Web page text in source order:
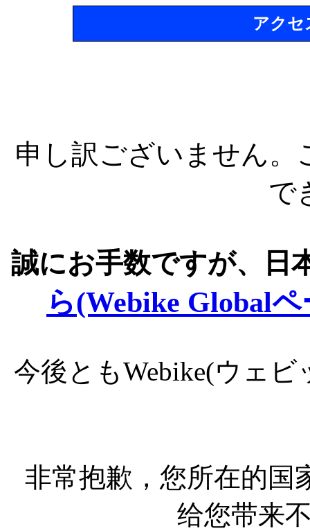
アクセ
申し訳ございません
で
誠にお手数ですが、日
ら(Webike Global
今後ともWebike(ウェ
非常抱歉，您所在的国
给您带来